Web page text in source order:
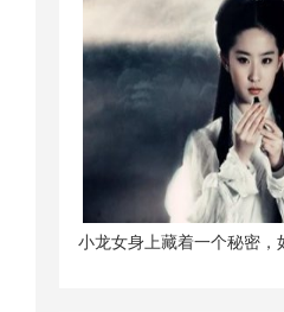
小龙女身上藏着一个秘密，